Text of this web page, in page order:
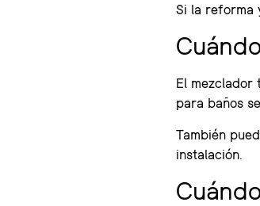
Si la reforma
El mezclador
para baños
También
instalación.